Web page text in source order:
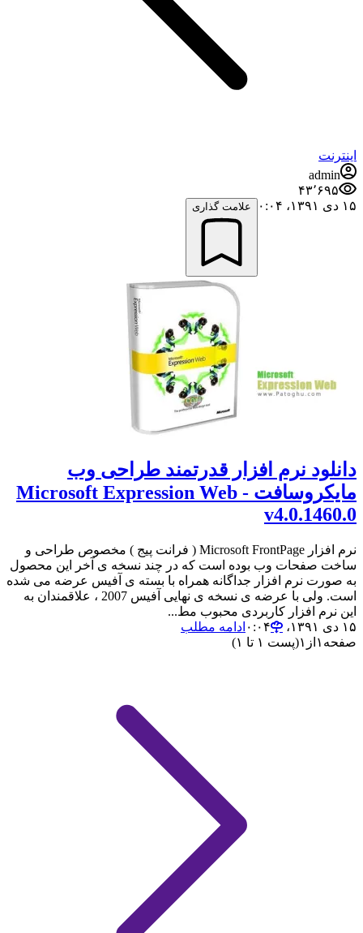
اینترنت
admin
۴۳٬۶۹۵
۱۵ دی ۱۳۹۱،‏ ۰:۰۴
علامت گذاری
دانلود نرم افزار قدرتمند طراحی وب
مایکروسافت - Microsoft Expression Web
v4.0.1460.0
نرم افزار Microsoft FrontPage ( فرانت پیج ) مخصوص طراحی و
ساخت صفحات وب بوده است که در چند نسخه ی آخر این محصول
به صورت نرم افزار جداگانه همراه با بسته ی آفیس عرضه می شده
است. ولی با عرضه ی نسخه ی نهایی آفیس 2007 ، علاقمندان به
این نرم افزار کاربردی محبوب مط...
۱۵ دی ۱۳۹۱،‏ ۰:۰۴
ادامه مطلب
صفحه ۱ از ۱(پست ۱ تا ۱)